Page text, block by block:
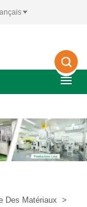
Des Matériaux
>